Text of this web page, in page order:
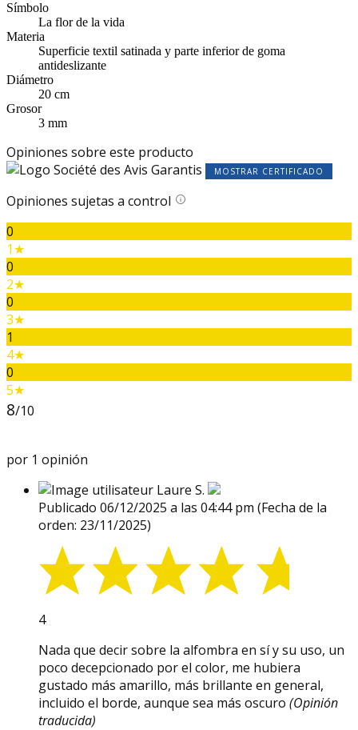
Símbolo
La flor de la vida
Materia
Superficie textil satinada y parte inferior de goma
antideslizante
Diámetro
20 cm
Grosor
3 mm
Opiniones sobre este producto
MOSTRAR CERTIFICADO
Opiniones sujetas a control
0
1★
0
2★
0
3★
1
4★
0
5★
8/10
por 1 opinión
Laure S.
Publicado 06/12/2025 a las 04:44 pm (Fecha de la
orden: 23/11/2025)
4
Nada que decir sobre la alfombra en sí y su uso, un
poco decepcionado por el color, me hubiera
gustado más amarillo, más brillante en general,
incluido el borde, aunque sea más oscuro (Opinión
traducida)